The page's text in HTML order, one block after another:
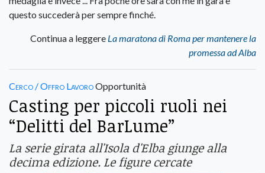
questo succederà per sempre finché.
Continua a leggere La maratona di Roma per mantenere la
promessa ad Alba
Cerco / Offro LavoroOpportunità
Casting per piccoli ruoli nei
“Delitti del BarLume”
La serie girata all'Isola d'Elba giunge alla
decima edizione. Le figure cercate